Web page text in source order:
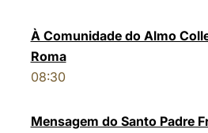
À Comunidade do Almo
Roma
08:30
Mensagem do Santo Padre